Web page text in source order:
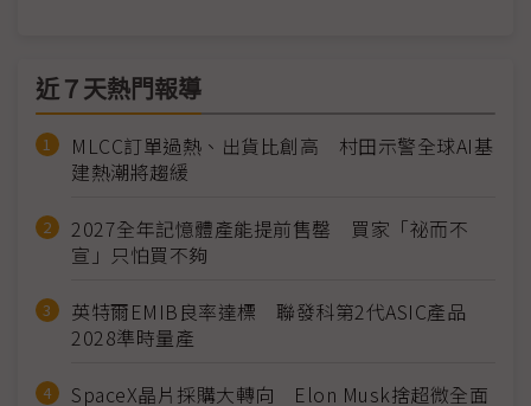
近７天熱門報導
MLCC訂單過熱、出貨比創高 村田示警全球AI基
建熱潮將趨緩
2027全年記憶體產能提前售罄 買家「祕而不
宣」只怕買不夠
英特爾EMIB良率達標 聯發科第2代ASIC產品
2028準時量產
SpaceX晶片採購大轉向 Elon Musk捨超微全面